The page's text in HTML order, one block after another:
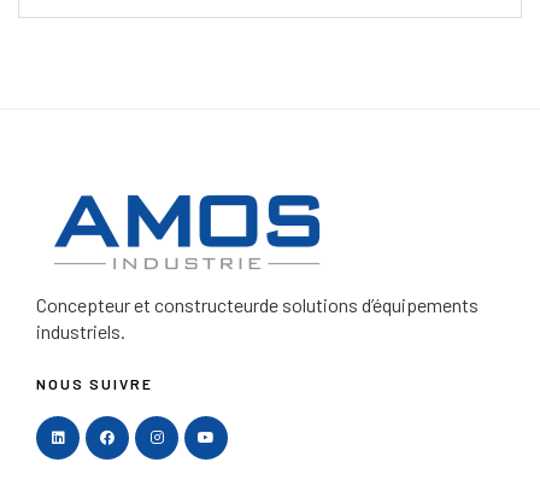
Concepteur et constructeurde solutions d’équipements
industriels.
NOUS SUIVRE